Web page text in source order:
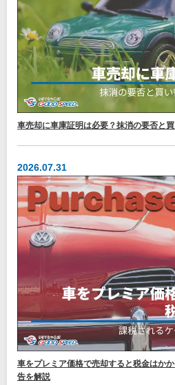
車売却に車庫証明は必要？抹消の要否と
2026.07.31
車をプレミア価格で売却すると税金はか
告を解説